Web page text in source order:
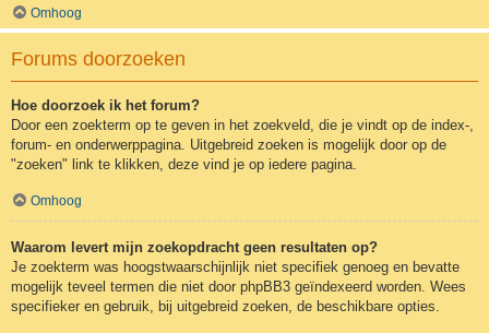
Omhoog
Forums doorzoeken
Hoe doorzoek ik het forum?
Door een zoekterm op te geven in het zoekveld, die je vindt op de index-,
forum- en onderwerppagina. Uitgebreid zoeken is mogelijk door op de
"zoeken" link te klikken, deze vind je op iedere pagina.
Omhoog
Waarom levert mijn zoekopdracht geen resultaten op?
Je zoekterm was hoogstwaarschijnlijk niet specifiek genoeg en bevatte
mogelijk teveel termen die niet door phpBB3 geïndexeerd worden. Wees
specifieker en gebruik, bij uitgebreid zoeken, de beschikbare opties.